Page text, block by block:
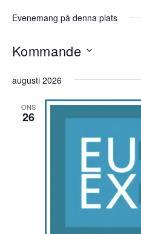
Evenemang på denna plats
Kommande
datum.
augusti 2026
ONS
26